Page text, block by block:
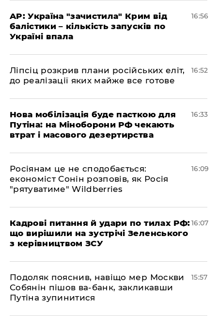
​AP: Україна "зачистила" Крим від
балістики – кількість запусків по
Україні впала
16:56
​Ліпсіц розкрив плани російських еліт,
до реалізації яких майже все готове
16:52
Нова мобілізація буде пасткою для
Путіна: на Міноборони РФ чекають
втрат і масового дезертирства
16:33
Росіянам це не сподобається:
економіст Сонін розповів, як Росія
"рятуватиме" Wildberries
16:09
Кадрові питання й удари по тилах РФ:
що вирішили на зустрічі Зеленського
з керівництвом ЗСУ
16:07
Подоляк пояснив, навіщо мер Москви
Собянін пішов ва-банк, закликавши
Путіна зупинитися
15:57